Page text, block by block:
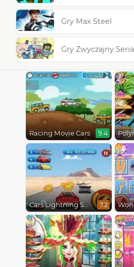
Gry Max Steel
Gry Zwyczajny Serial
Racing Movie Cars 9.4
Cars Lightning Speed 7.2